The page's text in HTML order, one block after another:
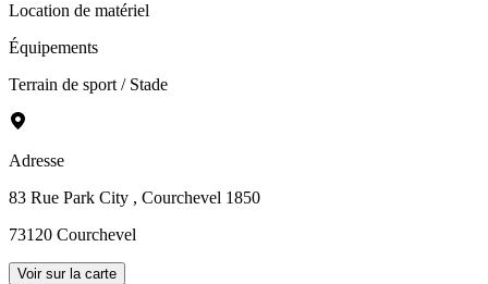
Location de matériel
Équipements
Terrain de sport / Stade
Adresse
83 Rue Park City , Courchevel 1850
73120 Courchevel
Voir sur la carte